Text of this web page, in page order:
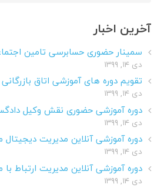
آخرین اخبار
سمینار حضوری حسابرسی تامین
دی ۱۴, ۱۳۹۹
تقویم دوره های آموزشی اتاق بازرگانی
دی ۱۴, ۱۳۹۹
دوره آموزشی حضوری نقش وکیل
دی ۱۴, ۱۳۹۹
دوره آموزشی آنلاین مدیریت دیجیتال
دی ۱۴, ۱۳۹۹
دوره آموزشی آنلاین مدیریت ارتباط
دی ۱۴, ۱۳۹۹